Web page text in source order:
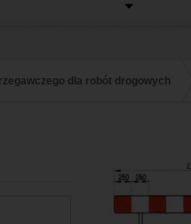
dla robót drogowych